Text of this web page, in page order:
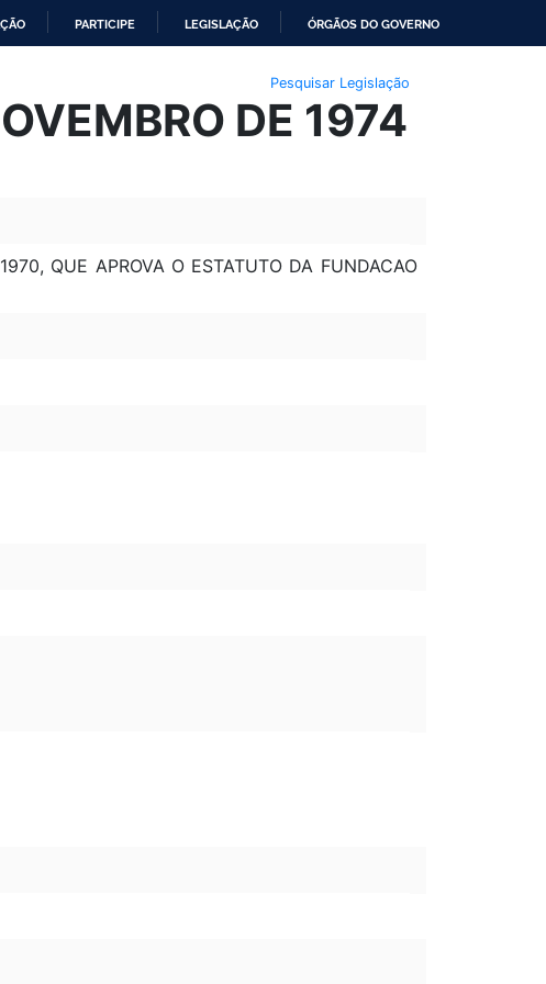
PARTICIPE LEGISLAÇÃO ÓRGÃOS DO GOVERNO
Pesquisar Legislação
DE 1974
QUE APROVA O ESTATUTO DA FUNDACAO